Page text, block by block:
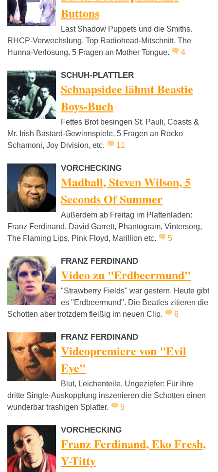
Buttons
Last Shadow Puppets und die Smiths.
RHCP-Verwechslung. Top Radiohead-Mitschnitt. The
Hunna-Verlosung. 5 Fragen an Mother Tongue.
4
SCHUH-PLATTLER
Schnapsidee lähmt Beastie
Boys-Buch
Fettes Brot besingen St. Pauli, Coasts &
Mr. Irish Bastard-Gewinnspiele, 5 Fragen an Rocko
Schamoni, Joy Division, etc.
11
VORCHECKING
Madball, Steven Wilson, 5
Seconds Of Summer
Außerdem ab Freitag im Plattenladen:
Franz Ferdinand, David Garrett, Phantogram, Vintersorg,
The Flaming Lips, Pink Floyd, Marillion etc.
5
FRANZ FERDINAND
Video zu "Erdbeermund"
"Strawberry Fields" war gestern. Heute gibt
es "Erdbeermund". Die Beatles zitieren die
Schotten aber trotzdem fleißig im neuen Clip.
6
FRANZ FERDINAND
Videopremiere von "Evil
Eye"
Blut, Leichenteile, Ungeziefer: Für ihre
dritte Single-Auskopplung inszenieren die Schotten einen
wunderbar trashigen Splatter.
5
VORCHECKING
Franz Ferdinand, Eko Fresh,
Y-Titty